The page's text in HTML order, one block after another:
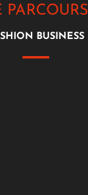
PARCOURS
BUSINESS